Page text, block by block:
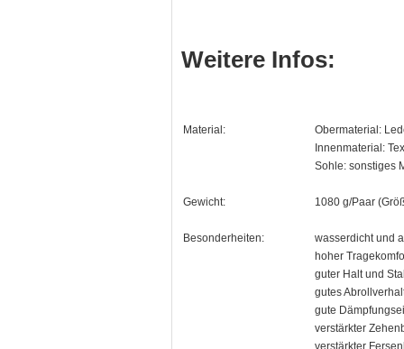
Weitere Infos:
Material:
Obermaterial:
Innenmaterial:
Sohle: sonstiges
Gewicht: 1080 g/Paar
Besonderheiten:
wasserdicht und
hoher
guter Halt und
gutes
gute
verstärkter
verstärkter